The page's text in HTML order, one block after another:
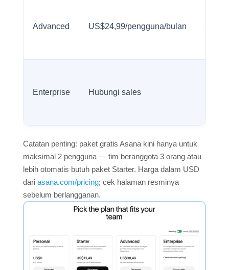
Advanced US$24,99/pengguna/bulan
Enterprise Hubungi sales
Catatan penting: paket gratis Asana kini hanya untuk
maksimal 2 pengguna — tim beranggota 3 orang atau
lebih otomatis butuh paket Starter. Harga dalam USD
dari asana.com/pricing; cek halaman resminya
sebelum berlangganan.